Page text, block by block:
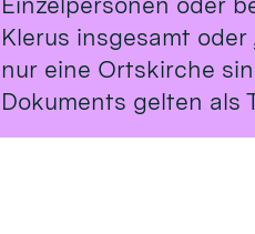
Klerus insgesamt
nur eine Ortskirche
Dokuments gelten als